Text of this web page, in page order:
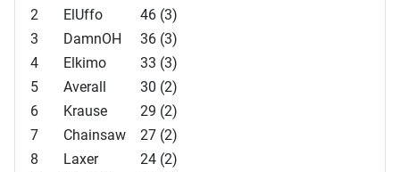
2
ElUffo
46 (3)
3
DamnOH
36 (3)
4
Elkimo
33 (3)
5
Averall
30 (2)
6
Krause
29 (2)
7
Chainsaw
27 (2)
8
Laxer
24 (2)